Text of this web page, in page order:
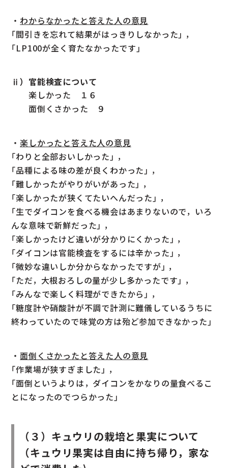
・ わからなかったと答えた人の意見
｢間引きを忘れて結果がはっきりしなかった｣ ，
｢LP100が全く育たなかったです｣
ⅱ）官能検査について
楽しかった １６
面倒くさかった ９
・楽しかったと答えた人の意見
｢わりと全部おいしかった｣ ，
｢品種による味の差が良くわかった｣ ，
｢難しかったがやりがいがあった｣ ，
｢楽しかったが狭くてたいへんだった｣ ，
｢生でダイコンを食べる機会はあまりないので，いろ
んな意味で新鮮だった｣ ，
｢楽しかったけど違いが分かりにくかった｣ ，
｢ダイコンは官能検査をするには辛かった｣ ，
｢微妙な違いしか分からなかったですが｣ ，
｢ただ，大根おろしの量が少し多かったです｣ ，
｢みんなで楽しく料理ができたから｣ ，
｢糖度計や硝酸計が不調で計測に難儀しているうちに
終わっていたので味覚の方は殆ど参加できなかった｣
・面倒くさかったと答えた人の意見
｢作業場が狭すぎました｣ ，
｢面倒というよりは，ダイコンをかなりの量食べるこ
とになったのでつらかった｣
（３）キュウリの栽培と果実について
（キュウリ果実は自由に持ち帰り，家な